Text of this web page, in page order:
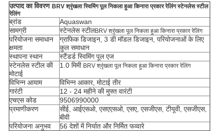
उत्पाद का विवरण BRV श्रृंखला स्विमिंग पूल निकला हुआ किनारा प्रकार रेलिंग स्टेनलेस स्टील
रेलिंग
ब्रांड
Aquaswan
सामग्री
स्टेनलेस स्टीलBRV श्रृंखला पूल निकला हुआ किनारा प्रकार रेलिंग
परियोजना समाधान
क्षमता
ग्राफिक डिजाइन, 3 डी मॉडल डिजाइन, परियोजनाओं के लिए
कुल समाधान
स्थापना स्थान
स्टैंडर्ड स्विमिंग पूल एज
स्टेनलेस स्टील की
मोटाई
1.0 मिमी BRV श्रृंखला पूल निकला हुआ किनारा प्रकार रेलिंग
विभिन्न आयाम
विभिन्न आकार, मोटाई तीर
गारंटी
12 - 24 महीने की मुफ्त वारंटी
एचएस कोड
9506990000
प्रमाणीकरण
सीई, आईएसओ, एसएएसओ, एसए, एसजीएस, टीयूवी, एसजीएस,
बीवी
परियोजना अनुभव
56 देशों में निर्यात और निर्मित फव्वारे